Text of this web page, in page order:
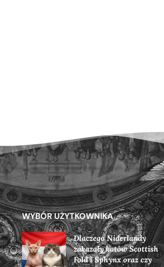
WYBÓR UŻYTKOWNIKA
Dlaczego Niderlandy
zakazały kotów Scottish
Fold i Sphynx oraz czy